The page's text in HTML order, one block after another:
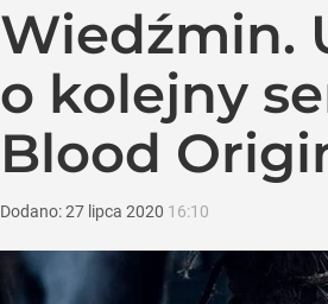
Wiedźmin.
o kolejny
Blood
Dodano:27 lipca 2020 16:10